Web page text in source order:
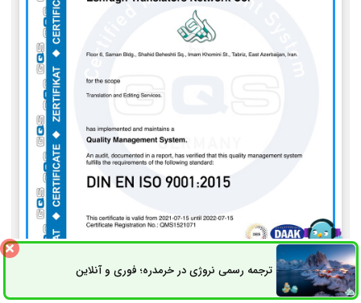
ترجمه رسمی نروژی در خرمدره؛ فوری و آنلاینثبت سفارش راه های ارتباطی